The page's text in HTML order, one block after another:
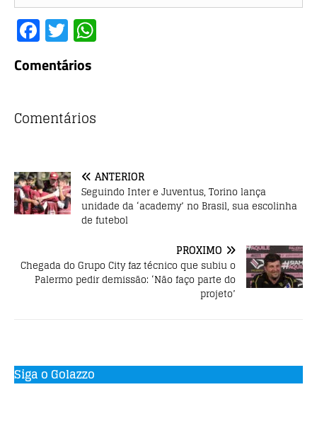
F
a
c
b
o
k
T
w
it
r
p
Comentários
Comentários
ANTERIOR
Seguindo Inter e Juventus, Torino lança
unidade da ‘academy’ no Brasil, sua escolinha
de futebol
PRÓXIMO
Chegada do Grupo City faz técnico que subiu o
Palermo pedir demissão: ‘Não faço parte do
projeto’
Siga o Golazzo